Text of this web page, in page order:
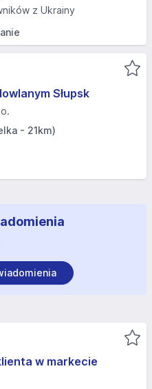
z Ukrainy
Słupsk
- 21km)
w markecie